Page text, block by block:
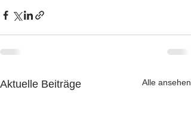
Aktuelle Beiträge Alle ansehen